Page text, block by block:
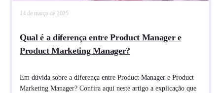
14 de março de 2025
Qual é a diferença entre Product Manager e
Product Marketing Manager?
Em dúvida sobre a diferença entre Product Manager e Product
Marketing Manager? Confira aqui neste artigo a explicação que